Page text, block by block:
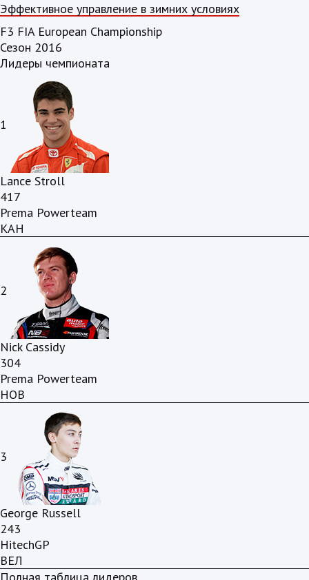
Эффективное управление в зимних условиях
F3 FIA European Championship
Сезон 2016
Лидеры чемпионата
1
Lance Stroll
417
Prema Powerteam
КАН
2
Nick Cassidy
304
Prema Powerteam
НОВ
3
George Russell
243
HitechGP
ВЕЛ